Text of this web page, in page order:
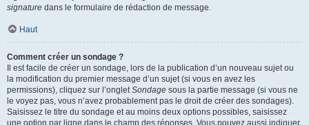
signature dans le formulaire de rédaction de message.
Haut
Comment créer un sondage ?
Il est facile de créer un sondage, lors de la publication d’un nouveau sujet ou
la modification du premier message d’un sujet (si vous en avez les
permissions), cliquez sur l’ongletSondage sous la partie message (si vous ne
le voyez pas, vous n’avez probablement pas le droit de créer des sondages).
Saisissez le titre du sondage et au moins deux options possibles, saisissez
une option par ligne dans le champ des réponses. Vous pouvez aussi indiquer